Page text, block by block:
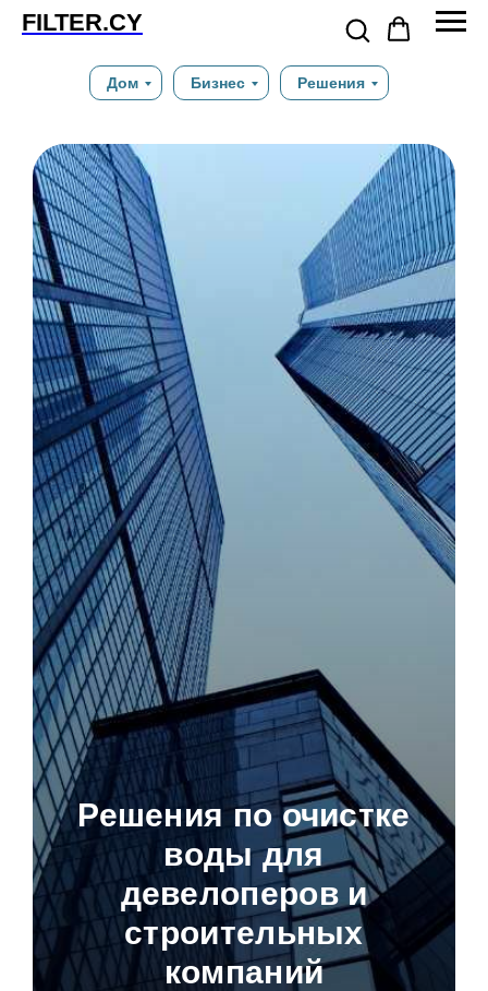
FILTER.CY
Дом Бизнес Решения
Решения по очистке
воды для
девелоперов и
строительных
компаний